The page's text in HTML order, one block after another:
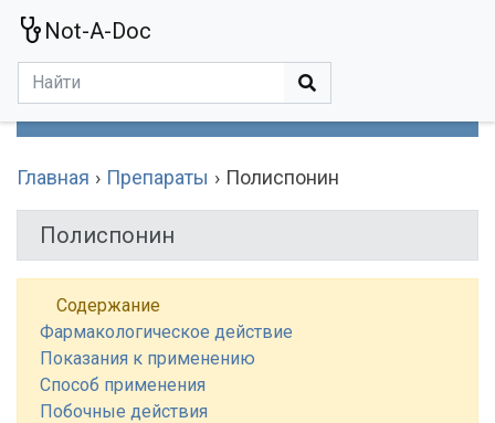
Not-A-Doc
Главная Препараты Полиспонин
Полиспонин
Содержание
Фармакологическое действие
Показания к применению
Способ применения
Побочные действия